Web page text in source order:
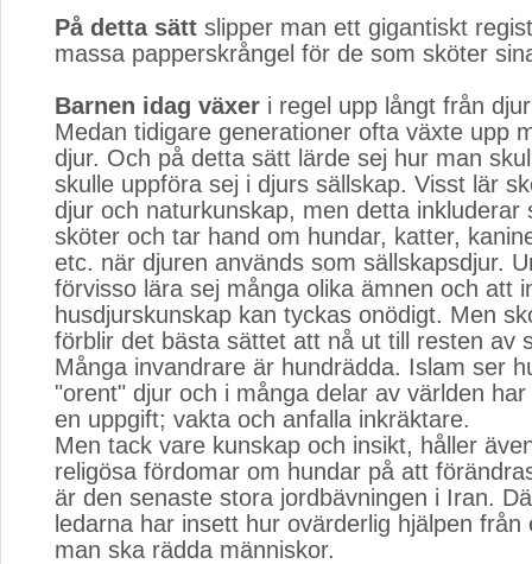
På detta sätt slipper man ett gigantiskt
massa papperskrångel för de som sköter
Barnen idag växer i regel upp långt från
Medan tidigare generationer ofta växte upp
djur. Och på detta sätt lärde sej hur man
skulle uppföra sej i djurs sällskap. Visst lär
djur och naturkunskap, men detta inkluderar
sköter och tar hand om hundar, katter,
etc. när djuren används som sällskapsdjur.
förvisso lära sej många olika ämnen och att
husdjurskunskap kan tyckas onödigt. Men
förblir det bästa sättet att nå ut till resten av
Många invandrare är hundrädda. Islam ser
"orent" djur och i många delar av världen
en uppgift; vakta och anfalla inkräktare.
Men tack vare kunskap och insikt, håller
religösa fördomar om hundar på att
är den senaste stora jordbävningen i Iran.
ledarna har insett hur ovärderlig hjälpen från
man ska rädda människor.